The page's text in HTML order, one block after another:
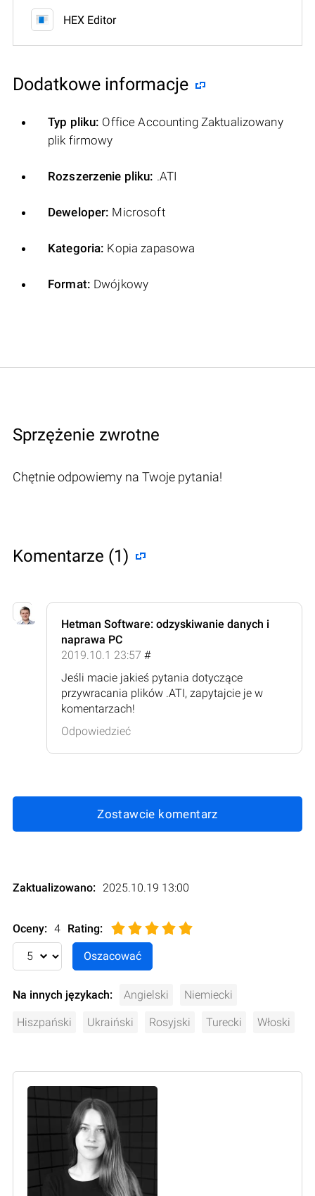
HEX Editor
Dodatkowe informacje
Typ pliku: Office Accounting Zaktualizowany
plik firmowy
Rozszerzenie pliku: .ATI
Deweloper: Microsoft
Kategoria: Kopia zapasowa
Format: Dwójkowy
Sprzężenie zwrotne
Chętnie odpowiemy na Twoje pytania!
Komentarze (1)
Hetman Software: odzyskiwanie danych i
naprawa PC
2019.10.1 23:57 #
Jeśli macie jakieś pytania dotyczące
przywracania plików .ATI, zapytajcie je w
komentarzach!
Odpowiedzieć
Zostawcie komentarz
Zaktualizowano: 2025.10.19 13:00
Oceny: 4 Rating:
Na innych językach: Angielski Niemiecki
Hiszpański Ukraiński Rosyjski Turecki Włoski